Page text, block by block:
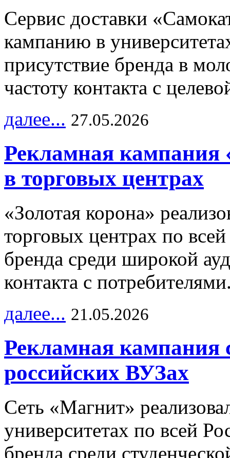
Сервис доставки
кампанию в
присутствие бренда в
частоту контакта с
далее... 27.05.2026
Рекламная кампания
в торговых центрах
«Золотая корона»
торговых центрах по
бренда среди широкой
контакта с
далее... 21.05.2026
Рекламная кампания
российских ВУЗах
Сеть «Магнит»
университетах по всей
бренда среди